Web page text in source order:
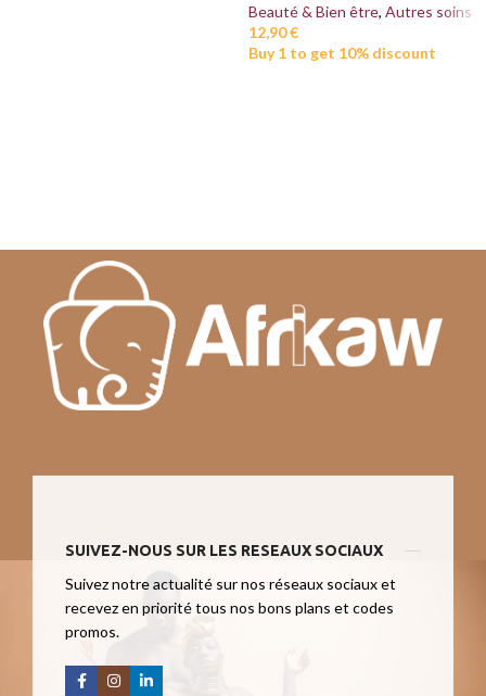
Beauté & Bien être, Autres soins
12,90€
Buy 1 to get 10% discount
SUIVEZ-NOUS SUR LES RESEAUX SOCIAUX
Suivez notre actualité sur nos réseaux sociaux et
recevez en priorité tous nos bons plans et codes
promos.